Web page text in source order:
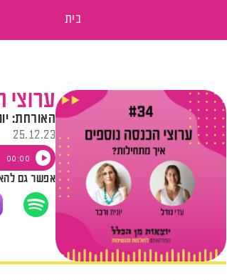
בית
ערוצי
האורחת:
25.12.23
נגן
אודיו
00:00
אפשר גם